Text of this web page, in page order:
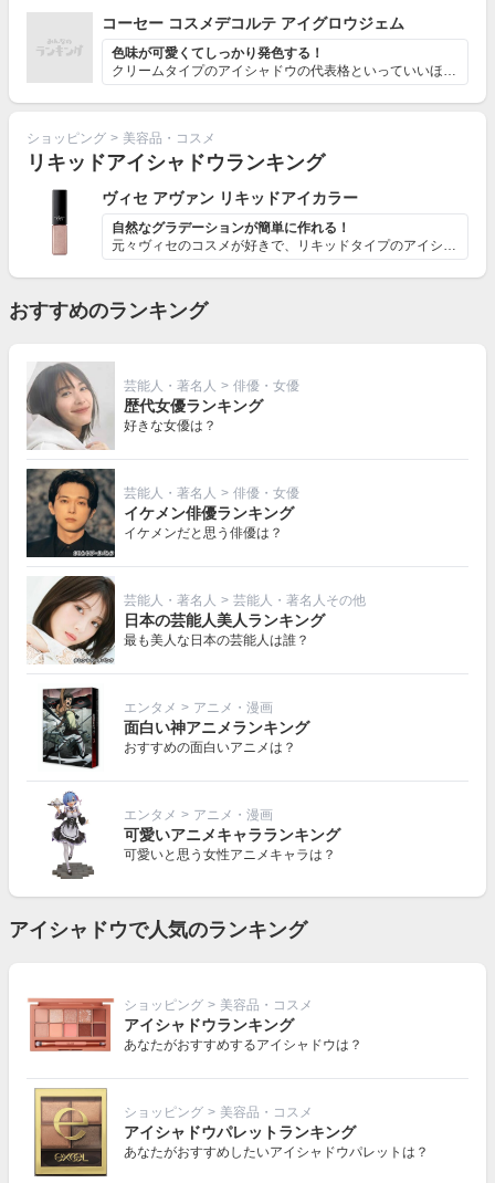
コーセー コスメデコルテ アイグロウジェム
色味が可愛くてしっかり発色する！
クリームタイプのアイシャドウの代表格といっていいほど人...
ショッピング > 美容品・コスメ
リキッドアイシャドウランキング
ヴィセ アヴァン リキッドアイカラー
自然なグラデーションが簡単に作れる！
元々ヴィセのコスメが好きで、リキッドタイプのアイシャド...
おすすめのランキング
芸能人・著名人 > 俳優・女優
歴代女優ランキング
好きな女優は？
芸能人・著名人 > 俳優・女優
イケメン俳優ランキング
イケメンだと思う俳優は？
芸能人・著名人 > 芸能人・著名人その他
日本の芸能人美人ランキング
最も美人な日本の芸能人は誰？
エンタメ > アニメ・漫画
面白い神アニメランキング
おすすめの面白いアニメは？
エンタメ > アニメ・漫画
可愛いアニメキャラランキング
可愛いと思う女性アニメキャラは？
アイシャドウで人気のランキング
ショッピング > 美容品・コスメ
アイシャドウランキング
あなたがおすすめするアイシャドウは？
ショッピング > 美容品・コスメ
アイシャドウパレットランキング
あなたがおすすめしたいアイシャドウパレットは？